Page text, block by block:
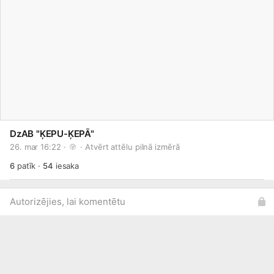
DzAB "ĶEPU-ĶEPĀ"
26. mar 16:22 · · Atvērt attēlu pilnā izmērā
6patīk · 54 iesaka
Autorizējies, lai komentētu